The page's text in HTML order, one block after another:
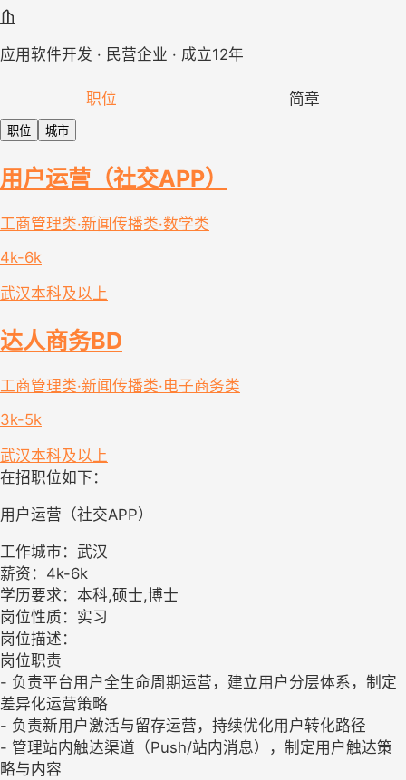
应用软件开发 · 民营企业 · 成立12年
职位 简章
职位 城市
用户运营（社交APP）
工商管理类·新闻传播类·数学类
4k-6k
武汉本科及以上
达人商务BD
工商管理类·新闻传播类·电子商务类
3k-5k
武汉本科及以上
在招职位如下：
用户运营（社交APP）
工作城市：武汉
薪资：4k-6k
学历要求：本科,硕士,博士
岗位性质：实习
岗位描述：
岗位职责
- 负责平台用户全生命周期运营，建立用户分层体系，制定
差异化运营策略
- 负责新用户激活与留存运营，持续优化用户转化路径
- 管理站内触达渠道（Push/站内消息），制定用户触达策
略与内容